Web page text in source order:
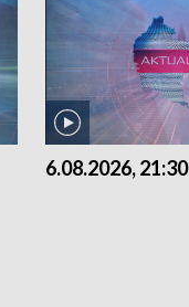
6.08.2026, 21:30